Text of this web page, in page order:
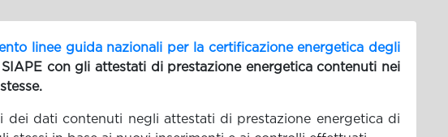
linee guida nazionali per la certificazione energetica degli
con gli attestati di prestazione energetica contenuti nei
dati contenuti negli attestati di prestazione energetica di